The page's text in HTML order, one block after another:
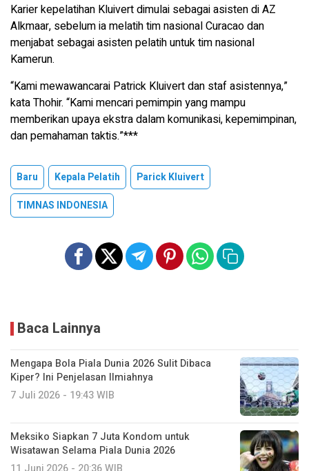
Karier kepelatihan Kluivert dimulai sebagai asisten di AZ
Alkmaar, sebelum ia melatih tim nasional Curacao dan
menjabat sebagai asisten pelatih untuk tim nasional
Kamerun.
“Kami mewawancarai Patrick Kluivert dan staf asistennya,”
kata Thohir. “Kami mencari pemimpin yang mampu
memberikan upaya ekstra dalam komunikasi, kepemimpinan,
dan pemahaman taktis.”***
Baru Kepala Pelatih
Parick Kluivert
TIMNAS INDONESIA
Baca Lainnya
Mengapa Bola Piala Dunia 2026 Sulit Dibaca
Kiper? Ini Penjelasan Ilmiahnya
7 Juli 2026 - 19:43 WIB
Meksiko Siapkan 7 Juta Kondom untuk
Wisatawan Selama Piala Dunia 2026